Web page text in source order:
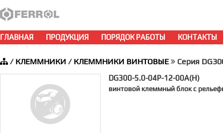
ГЛАВНАЯ ПРОДУКЦИЯ ПОРЯДОК РАБОТЫ КОНТАКТЫ
/ КЛЕММНИКИ / КЛЕММНИКИ ВИНТОВЫЕ Серия
DG300-5.0-04P-12-00A(H)
винтовой клеммный блок c